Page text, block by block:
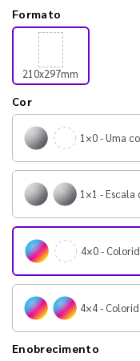
Formato
210x297mm
Cor
1×0 - Uma
1×1 - Escala
4×0 -
4×4 -
Enobrecimento